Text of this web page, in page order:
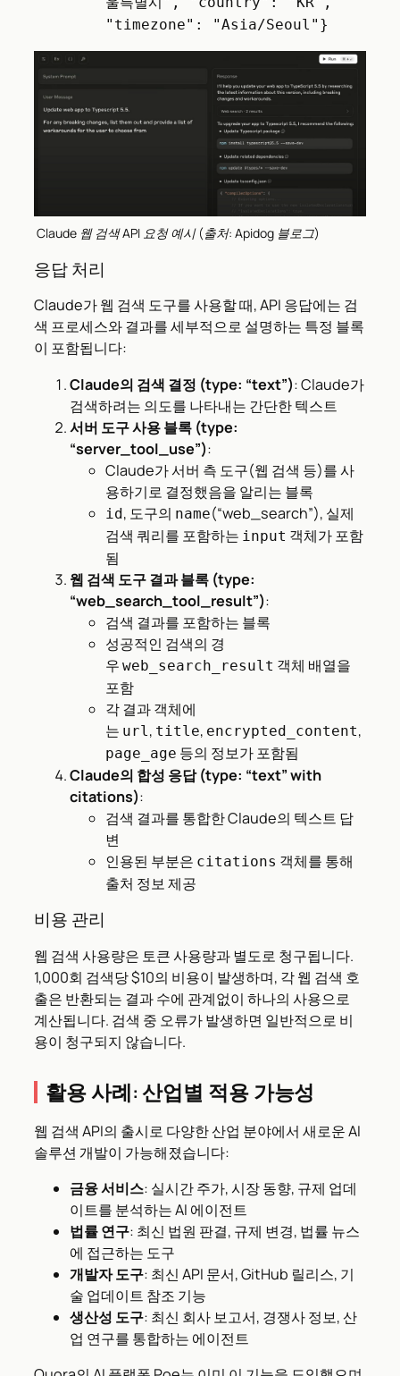
"timezone": "Asia/Seoul"}
Claude 웹 검색 API 요청 예시 (출처: Apidog 블로그)
응답 처리
Claude가 웹 검색 도구를 사용할 때, API 응답에는 검
색 프로세스와 결과를 세부적으로 설명하는 특정 블록
이 포함됩니다:
Claude의 검색 결정 (type: “text”): Claude가
검색하려는 의도를 나타내는 간단한 텍스트
서버 도구 사용 블록 (type:
“server_tool_use”):
Claude가 서버 측 도구(웹 검색 등)를 사
용하기로 결정했음을 알리는 블록
id, 도구의 name(“web_search”), 실제
검색 쿼리를 포함하는 input 객체가 포함
됨
웹 검색 도구 결과 블록 (type:
“web_search_tool_result”):
검색 결과를 포함하는 블록
성공적인 검색의 경
우 web_search_result 객체 배열을
포함
각 결과 객체에
는 url , title, encrypted_content,
page_age 등의 정보가 포함됨
Claude의 합성 응답 (type: “text” with
citations):
검색 결과를 통합한 Claude의 텍스트 답
변
인용된 부분은 citations 객체를 통해
출처 정보 제공
비용 관리
웹 검색 사용량은 토큰 사용량과 별도로 청구됩니다.
1,000회 검색당 $10의 비용이 발생하며, 각 웹 검색 호
출은 반환되는 결과 수에 관계없이 하나의 사용으로
계산됩니다. 검색 중 오류가 발생하면 일반적으로 비
용이 청구되지 않습니다.
활용 사례: 산업별 적용 가능성
웹 검색 API의 출시로 다양한 산업 분야에서 새로운 AI
솔루션 개발이 가능해졌습니다:
금융 서비스: 실시간 주가, 시장 동향, 규제 업데
이트를 분석하는 AI 에이전트
법률 연구: 최신 법원 판결, 규제 변경, 법률 뉴스
에 접근하는 도구
개발자 도구: 최신 API 문서, GitHub 릴리스, 기
술 업데이트 참조 기능
생산성 도구: 최신 회사 보고서, 경쟁사 정보, 산
업 연구를 통합하는 에이전트